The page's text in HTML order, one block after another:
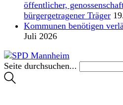
öffentlicher,
bürgergetragener Träger
Kommunen benötigen
Juli 2026
Seite durchsuchen...